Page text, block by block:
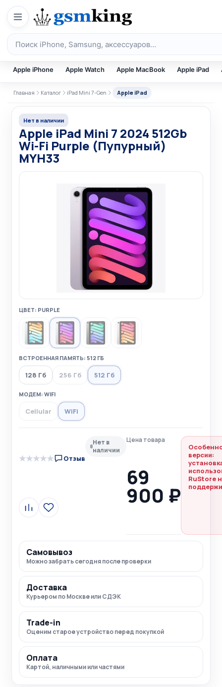
Перейти к содержимому
Поиск по каталогу
Apple iPhone Apple Watch Apple MacBook Apple iPad
Главная Каталог iPad Mini 7-Gen Apple iPad
Нет в наличии
Apple iPad Mini 7 2024 512Gb
Wi-Fi Purple (Пупурный)
MYH33
ЦВЕТ: PURPLE
ВСТРОЕННАЯ ПАМЯТЬ: 512 ГБ
128 Гб 256 Гб 512 Гб
МОДЕМ: WIFI
Cellular WiFi
★★★★★ Отзыв
Сравнить
В
избранное
Нет в
наличии
Цена товара
69
900 ₽
версии:
RuStore
Самовывоз
Можно забрать сегодня после проверки
Доставка
Курьером по Москве или СДЭК
Trade-in
Оценим старое устройство перед покупкой
Оплата
Картой, наличными или частями